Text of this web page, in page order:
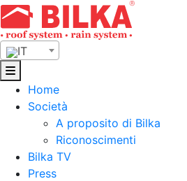
Skip
to
content
IT
Home
Società
A proposito di Bilka
Riconoscimenti
Bilka TV
Press